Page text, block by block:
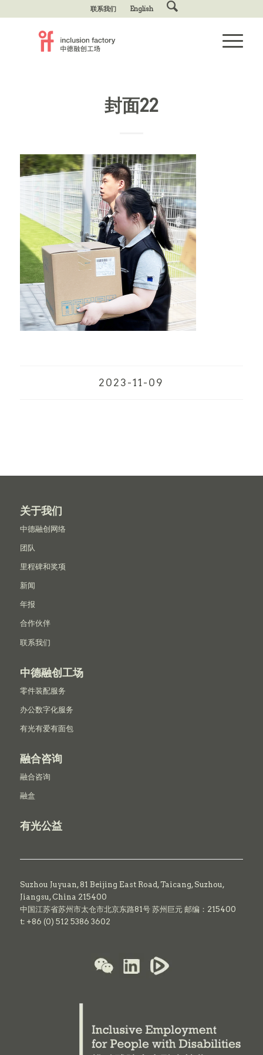
联系我们 English
封面22
2023-11-09
关于我们
中德融创网络
团队
里程碑和奖项
新闻
年报
合作伙伴
联系我们
中德融创工场
零件装配服务
办公数字化服务
有光有爱有面包
融合咨询
融合咨询
融盒
有光公益
Suzhou Juyuan, 81 Beijing East Road,Taicang,Suzhou,
Jiangsu, China 215400
中国江苏省苏州市太仓市北京东路81号 苏州巨元 邮编：215400
t: +86 (0) 512 5386 3602